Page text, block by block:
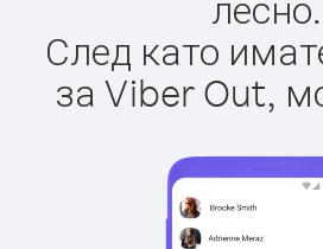
След като
за Viber Out,